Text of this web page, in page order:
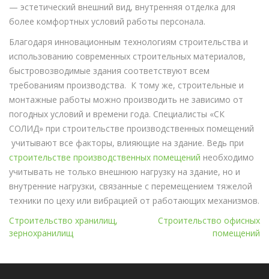
— эстетический внешний вид, внутренняя отделка для
более комфортных условий работы персонала.
Благодаря инновационным технологиям строительства и
использованию современных строительных материалов,
быстровозводимые здания соответствуют всем
требованиям производства. К тому же, строительные и
монтажные работы можно производить не зависимо от
погодных условий и времени года. Специалисты «СК
СОЛИД» при строительстве производственных помещений
учитывают все факторы, влияющие на здание. Ведь при
строительстве производственных помещений необходимо
учитывать не только внешнюю нагрузку на здание, но и
внутренние нагрузки, связанные с перемещением тяжелой
техники по цеху или вибрацией от работающих механизмов.
Навигация
по
записям
Строительство хранилищ,
зернохранилищ
Строительство офисных
помещений